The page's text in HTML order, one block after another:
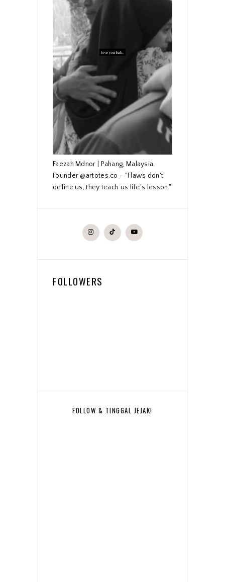
Faezah Mdnor | Pahang, Malaysia.
Founder @artotes.co - "Flaws don't
define us, they teach us life's lesson."
FOLLOWERS
FOLLOW & TINGGAL JEJAK!